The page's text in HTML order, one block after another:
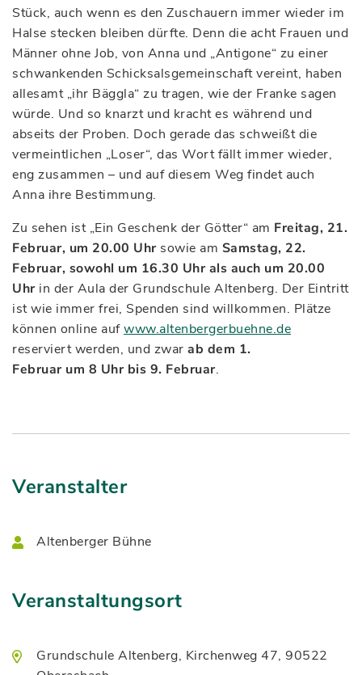
Stück, auch wenn es den Zuschauern immer wieder im
Halse stecken bleiben dürfte. Denn die acht Frauen und
Männer ohne Job, von Anna und „Antigone“ zu einer
schwankenden Schicksalsgemeinschaft vereint, haben
allesamt „ihr Bäggla“ zu tragen, wie der Franke sagen
würde. Und so knarzt und kracht es während und
abseits der Proben. Doch gerade das schweißt die
vermeintlichen „Loser“, das Wort fällt immer wieder,
eng zusammen – und auf diesem Weg findet auch
Anna ihre Bestimmung.
Zu sehen ist „Ein Geschenk der Götter“ am Freitag, 21.
Februar, um 20.00 Uhr sowie am Samstag, 22.
Februar, sowohl um 16.30 Uhr als auch um 20.00
Uhr in der Aula der Grundschule Altenberg. Der Eintritt
ist wie immer frei, Spenden sind willkommen. Plätze
können online aufwww.altenbergerbuehne.de
reserviert werden, und zwar ab dem 1.
Februar um 8 Uhr bis 9. Februar.
Veranstalter
Altenberger Bühne
Veranstaltungsort
Grundschule Altenberg, Kirchenweg 47, 90522